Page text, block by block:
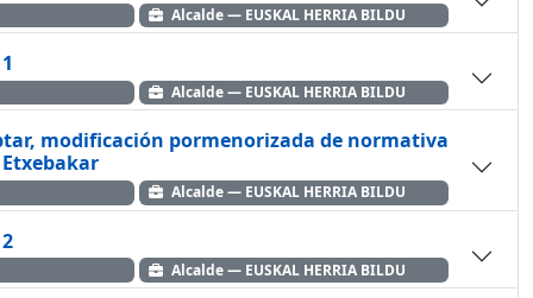
Alcalde — EUSKAL HERRIA BILDU
Alcalde — EUSKAL HERRIA BILDU
modificación pormenorizada de normativa
Alcalde — EUSKAL HERRIA BILDU
Alcalde — EUSKAL HERRIA BILDU